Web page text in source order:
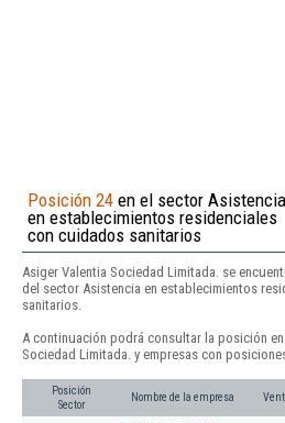
Posición 24 en el sector Asistencia
en establecimientos residenciales
con cuidados sanitarios
Asiger Valentia Sociedad Limitada. se
del sector Asistencia en establecimientos
sanitarios.
A continuación podrá consultar la posición
Sociedad Limitada. y empresas con
Posición
Sector
Nombre de la empresa